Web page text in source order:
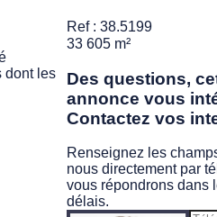
dont les
Ref : 38.5199
33 605 m²
Des questions,
annonce vous
Contactez vos
Renseignez les
nous directement par
vous répondrons dans
délais.